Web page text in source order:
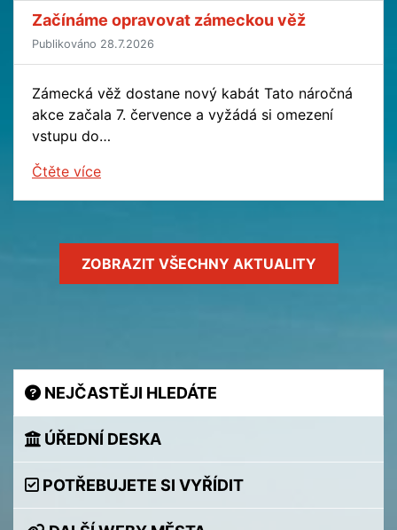
Začínáme opravovat zámeckou věž
Publikováno 28.7.2026
Zámecká věž dostane nový kabát Tato náročná
akce začala 7. července a vyžádá si omezení
vstupu do…
Čtěte více
ZOBRAZIT VŠECHNY AKTUALITY
NEJČASTĚJI HLEDÁTE
ÚŘEDNÍ DESKA
POTŘEBUJETE SI VYŘÍDIT